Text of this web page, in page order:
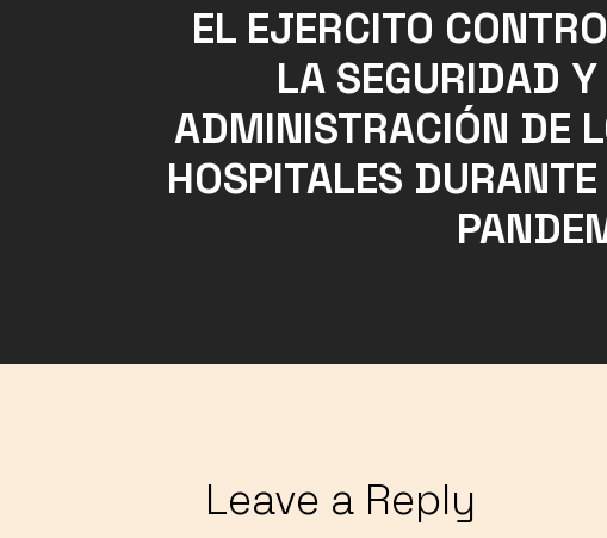
EL EJERCITO
LA SEGURIDAD
ADMINISTRACIÓN DE
HOSPITALES
Leave a Reply